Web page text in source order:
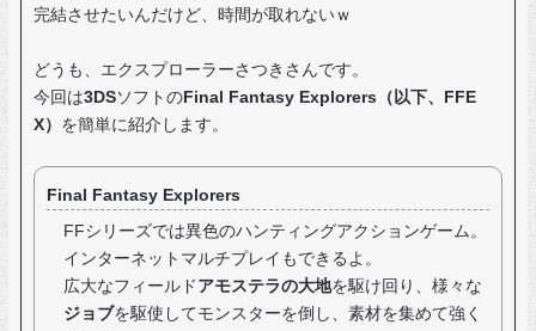
完結させたいんだけど、時間が取れないｗ
どうも、エクスプローラーさつきさんです。
今回は3DSソフトの Final Fantasy Explorers（以下、FFE
X） を簡単に紹介します。
Final Fantasy Explorers
FFシリーズでは異色のハンティングアクションゲーム。
インターネットマルチプレイもできるよ。
広大なフィールド アモステラの大地を駆け回り、様々な
ジョブを駆使してモンスターを倒し、素材を集めて強く